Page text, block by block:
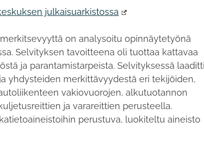
julkaisuarkistossa
on analysoitu opinnäytetyönä
Selvityksen tavoitteena oli tuottaa kattavaa
ja parantamistarpeista. Selvityksessä
yhdysteiden merkittävyydestä eri tekijöiden,
vakiovuorojen, alkutuotannon
ja varareittien perusteella.
perustuva, luokiteltu aineisto